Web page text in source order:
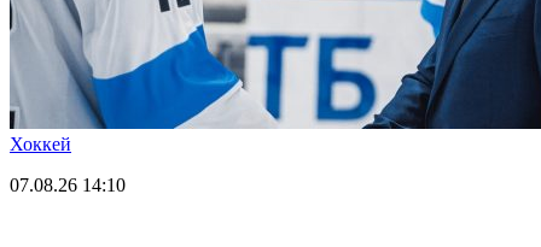
Хоккей
07.08.26 14:10